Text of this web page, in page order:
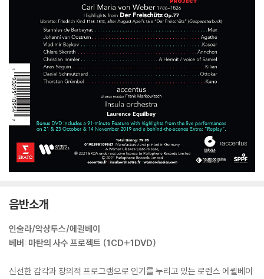
음반소개
인술라/악상투스/에퀼베이
베버: 마탄의 사수 프로젝트 (1CD+1DVD)
신선한 감각과 창의적 프로그램으로 인기를 누리고 있는 로렌스 에퀼베이